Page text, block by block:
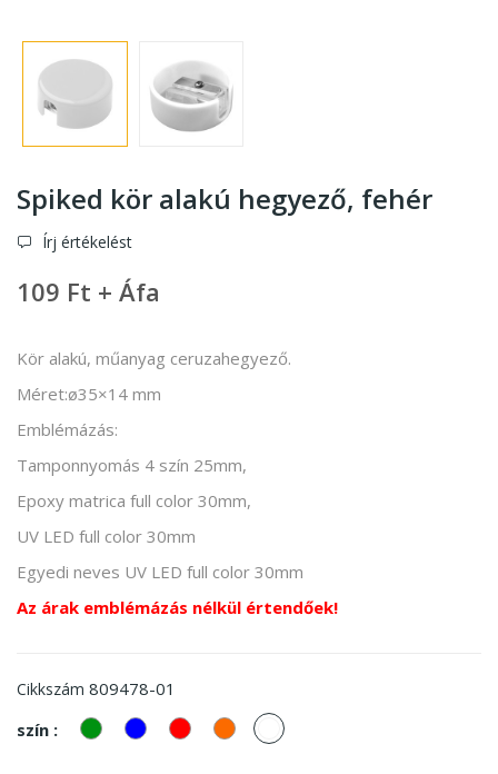
Spiked kör alakú hegyező, fehér
Írj értékelést
109 Ft + Áfa
Kör alakú, műanyag ceruzahegyező.
Méret:ø35×14 mm
Emblémázás:
Tamponnyomás 4 szín 25mm,
Epoxy matrica full color 30mm,
UV LED full color 30mm
Egyedi neves UV LED full color 30mm
Az árak emblémázás nélkül értendőek!
Cikkszám 809478-01
szín :
zöld kek piros Narancssárga
fehér